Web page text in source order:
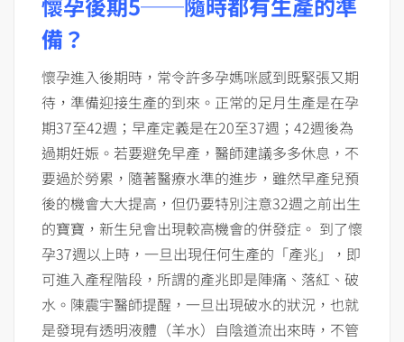
備？
懷孕進入後期時，常令許多孕媽咪感到既緊張又期
待，準備迎接生產的到來。正常的足月生產是在孕
期37至42週；早產定義是在20至37週；42週後為
過期妊娠。若要避免早產，醫師建議多多休息，不
要過於勞累，隨著醫療水準的進步，雖然早產兒預
後的機會大大提高，但仍要特別注意32週之前出生
的寶寶，新生兒會出現較高機會的併發症。 到了懷
孕37週以上時，一旦出現任何生產的「產兆」，即
可進入產程階段，所謂的產兆即是陣痛、落紅、破
水。陳震宇醫師提醒，一旦出現破水的狀況，也就
是發現有透明液體（羊水）自陰道流出來時，不管